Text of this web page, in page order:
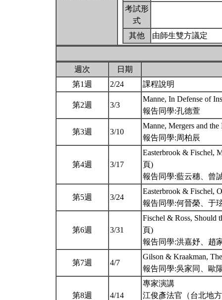
考試形
式
其他
由師生雙方議定
週次
日期
第1週
2/24 課程說明
第2週 3/3
Manne, In Defense of
報告同學:孔德萱
第3週 3/10
Manne, Mergers and
報告同學:周柏辰
第4週 3/17
Easterbrook & Fischel,
頁)
報告同學:藍云穗、曾
第5週 3/24
Easterbrook & Fischel,
報告同學:何晉榮、于
第6週 3/31
Fischel & Ross, Should
頁)
報告同學:洪嘉妤、趙
第7週 4/7
Gilson & Kraakman,
報告同學:吳家同、歐
第8週 4/14
專家演講
江俊彥法官（台北地